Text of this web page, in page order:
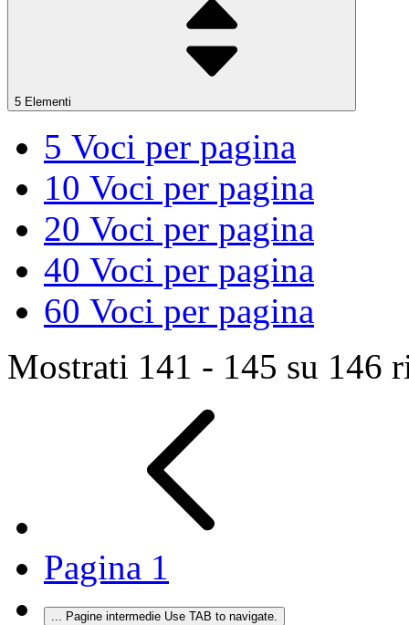
5 Elementi
5 Voci per pagina
10 Voci per pagina
20 Voci per pagina
40 Voci per pagina
60 Voci per pagina
Mostrati 141 - 145 su 146
Pagina 1
Pagine intermedie Use TAB to navigate.